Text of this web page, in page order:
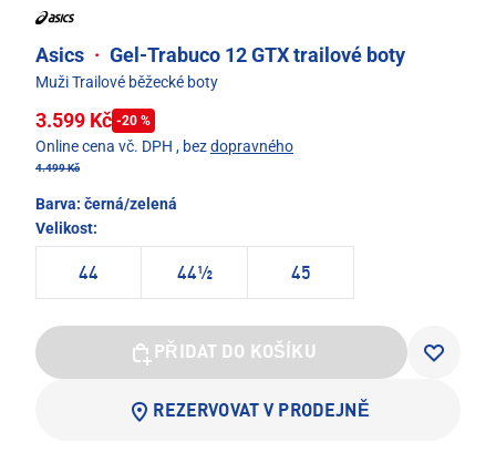
Asics · Gel-Trabuco 12 GTX trailové boty
Muži Trailové běžecké boty
3.599 Kč -20 %
Online cena vč. DPH , bezdopravného
4.499 Kč
Barva: černá/zelená
Velikost:
44 44½ 45
PŘIDAT DO KOŠÍKU
REZERVOVAT V PRODEJNĚ